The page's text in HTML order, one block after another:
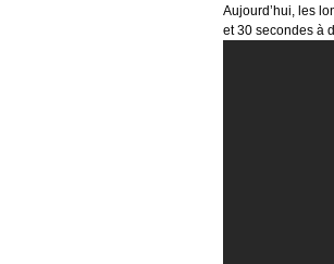
Aujourd’hui, les
et 30 secondes à